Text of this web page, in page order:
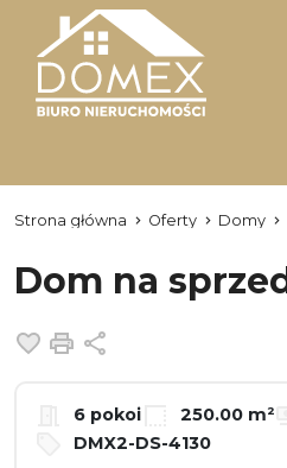
Strona główna Oferty Domy
Dom na
Dodaj do ulubionych
Drukuj
6 pokoi 250.00 m²
DMX2-DS-4130